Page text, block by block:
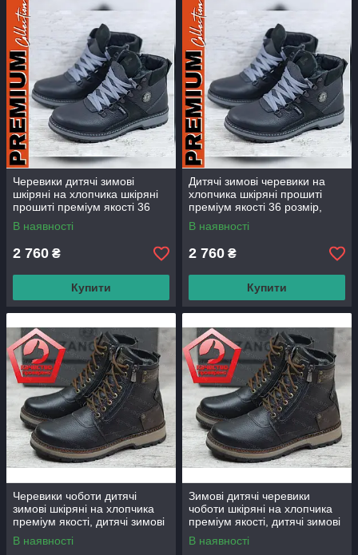
Черевики дитячі зимові
шкіряні на хлопчика шкіряні
прошиті преміум якості 36
розмір, черевики дитячі
зимові шкіряні від виробника
В наявності
2 760 ₴
Купити
Дитячі зимові черевики на
хлопчика шкіряні прошиті
преміум якості 36 розмір,
черевики дитячі зимові
шкіряні від виробника
В наявності
2 760 ₴
Купити
Черевики чоботи дитячі
зимові шкіряні на хлопчика
преміум якості, дитячі зимові
черевики для хлопчика
шкіряні від виробника
В наявності
Зимові дитячі черевики
чоботи шкіряні на хлопчика
преміум якості, дитячі зимові
черевики для хлопчика
шкіряні від виробника
В наявності